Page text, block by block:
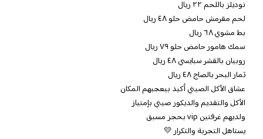
نوديلز باللحم ٢٢ ريال
لحم مقرمش حامض حلو ٤٨ ريال
بط مشوي ٦٨ ريال
سمك هامور حامض حلو ٧٩ ريال
روبيان بالقشر سبايسي ٤٨ ريال
ثمار البحر بالصاج ٤٨ ريال
عشاق الأكل الصيني أكيد بيعجبهم المكان
الأكل والتقديم والديكور صيني بإمتياز
ولديهم غرفتين vip بحجز مسبق
يستاهل التجربة والتكرار 💛